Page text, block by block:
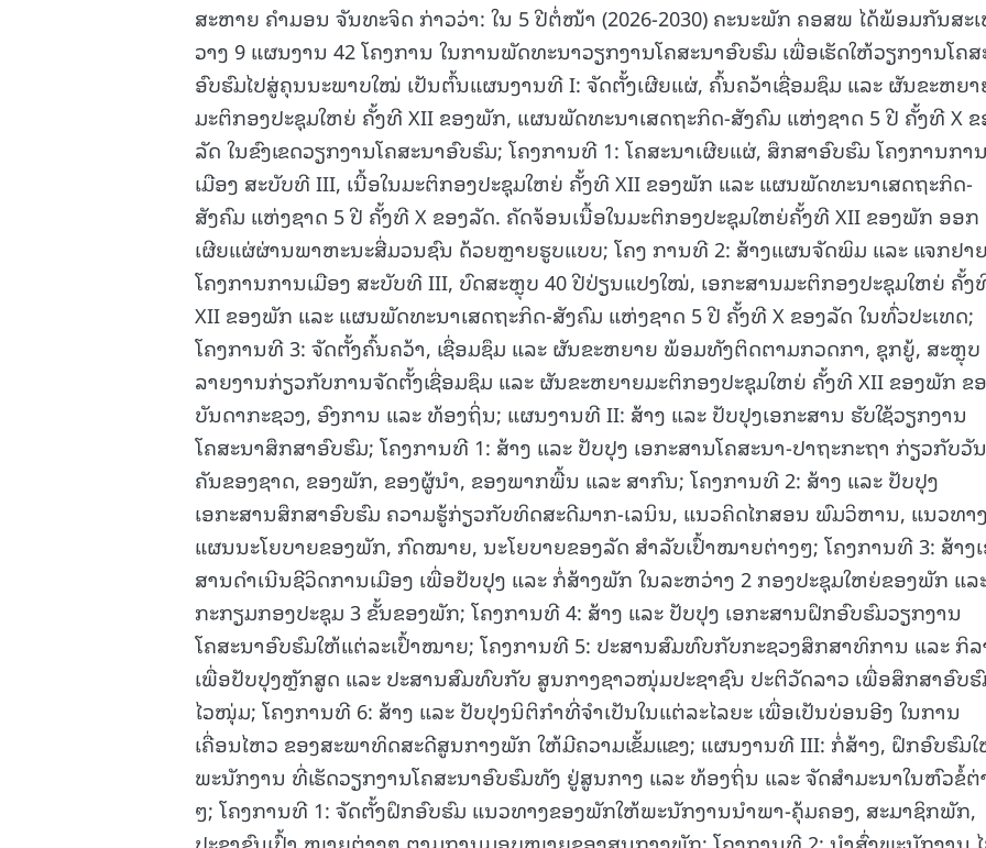
ສະຫາຍ ຄໍາມອນ ຈັນທະຈິດ ກ່າວວ່າ: ໃນ 5 ປີຕໍ່ໜ້າ (2026-2030) ຄະນະພັກ ຄອສພ ໄດ້ພ້ອມກັນສະ
ວາງ 9 ແຜນງານ 42 ໂຄງການ ໃນການພັດທະນາວຽກງານໂຄສະນາອົບຮົມ ເພື່ອເຮັດໃຫ້ວຽກງານໂຄສ
ອົບຮົມໄປສູ່ຄຸນນະພາບໃໝ່ ເປັນຕົ້ນແຜນງານທີ I: ຈັດຕັ້ງເຜີຍແຜ່, ຄົ້ນຄວ້າເຊື່ອມຊຶມ ແລະ ຜັນຂະຫຍາ
ມະຕິກອງປະຊຸມໃຫຍ່ ຄັ້ງທີ XII ຂອງພັກ, ແຜນພັດທະນາເສດຖະກິດ-ສັງຄົມ ແຫ່ງຊາດ 5 ປີ ຄັ້ງທີ X ຂ
ລັດ ໃນຂົງເຂດວຽກງານໂຄສະນາອົບຮົມ; ໂຄງການທີ 1: ໂຄສະນາເຜີຍແຜ່, ສຶກສາອົບຮົມ ໂຄງການການ
ເມືອງ ສະບັບທີ III, ເນື້ອໃນມະຕິກອງປະຊຸມໃຫຍ່ ຄັ້ງທີ XII ຂອງພັກ ແລະ ແຜນພັດທະນາເສດຖະກິດ-
ສັງຄົມ ແຫ່ງຊາດ 5 ປີ ຄັ້ງທີ X ຂອງລັດ. ຄັດຈ້ອນເນື້ອໃນມະຕິກອງປະຊຸມໃຫຍ່ຄັ້ງທີ XII ຂອງພັກ ອອກ
ເຜີຍແຜ່ຜ່ານພາຫະນະສື່ມວນຊົນ ດ້ວຍຫຼາຍຮູບແບບ; ໂຄງ ການທີ 2: ສ້າງແຜນຈັດພິມ ແລະ ແຈກຢາຍ
ໂຄງການການເມືອງ ສະບັບທີ III, ບົດສະຫຼຸບ 40 ປີປ່ຽນແປງໃໝ່, ເອກະສານມະຕິກອງປະຊຸມໃຫຍ່ ຄັ້ງ
XII ຂອງພັກ ແລະ ແຜນພັດທະນາເສດຖະກິດ-ສັງຄົມ ແຫ່ງຊາດ 5 ປີ ຄັ້ງທີ X ຂອງລັດ ໃນທົ່ວປະເທດ;
ໂຄງການທີ 3: ຈັດຕັ້ງຄົ້ນຄວ້າ, ເຊື່ອມຊຶມ ແລະ ຜັນຂະຫຍາຍ ພ້ອມທັງຕິດຕາມກວດກາ, ຊຸກຍູ້, ສະຫຼຸບ
ລາຍງານກ່ຽວກັບການຈັດຕັ້ງເຊື່ອມຊຶມ ແລະ ຜັນຂະຫຍາຍມະຕິກອງປະຊຸມໃຫຍ່ ຄັ້ງທີ XII ຂອງພັກ ຂ
ບັນດາກະຊວງ, ອົງການ ແລະ ທ້ອງຖິ່ນ; ແຜນງານທີ II: ສ້າງ ແລະ ປັບປຸງເອກະສານ ຮັບໃຊ້ວຽກງານ
ໂຄສະນາສຶກສາອົບຮົມ; ໂຄງການທີ 1: ສ້າງ ແລະ ປັບປຸງ ເອກະສານໂຄສະນາ-ປາຖະກະຖາ ກ່ຽວກັບວັ
ຄັນຂອງຊາດ, ຂອງພັກ, ຂອງຜູ້ນໍາ, ຂອງພາກພື້ນ ແລະ ສາກົນ; ໂຄງການທີ 2: ສ້າງ ແລະ ປັບປຸງ
ເອກະສານສຶກສາອົບຮົມ ຄວາມຮູ້ກ່ຽວກັບທິດສະດີມາກ-ເລນິນ, ແນວຄິດໄກສອນ ພົມວິຫານ, ແນວທາງ
ແຜນນະໂຍບາຍຂອງພັກ, ກົດໝາຍ, ນະໂຍບາຍຂອງລັດ ສໍາລັບເປົ້າໝາຍຕ່າງໆ; ໂຄງການທີ 3: ສ້າງ
ສານດໍາເນີນຊີວິດການເມືອງ ເພື່ອປັບປຸງ ແລະ ກໍ່ສ້າງພັກ ໃນລະຫວ່າງ 2 ກອງປະຊຸມໃຫຍ່ຂອງພັກ ແລ
ກະກຽມກອງປະຊຸມ 3 ຂັ້ນຂອງພັກ; ໂຄງການທີ 4: ສ້າງ ແລະ ປັບປຸງ ເອກະສານຝຶກອົບຮົມວຽກງານ
ໂຄສະນາອົບຮົມໃຫ້ແຕ່ລະເປົ້າໝາຍ; ໂຄງການທີ 5: ປະສານສົມທົບກັບກະຊວງສຶກສາທິການ ແລະ ກິລ
ເພື່ອປັບປຸງຫຼັກສູດ ແລະ ປະສານສົມທົບກັບ ສູນກາງຊາວໜຸ່ມປະຊາຊົນ ປະຕິວັດລາວ ເພື່ອສຶກສາອົບ
ໄວໜຸ່ມ; ໂຄງການທີ 6: ສ້າງ ແລະ ປັບປຸງນິຕິກໍາທີ່ຈໍາເປັນໃນແຕ່ລະໄລຍະ ເພື່ອເປັນບ່ອນອີງ ໃນການ
ເຄື່ອນໄຫວ ຂອງສະພາທິດສະດີສູນກາງພັກ ໃຫ້ມີຄວາມເຂັ້ມແຂງ; ແຜນງານທີ III: ກໍ່ສ້າງ, ຝຶກອົບຮົມ
ພະນັກງານ ທີ່ເຮັດວຽກງານໂຄສະນາອົບຮົມທັງ ຢູ່ສູນກາງ ແລະ ທ້ອງຖິ່ນ ແລະ ຈັດສໍາມະນາໃນຫົວຂໍ້ຕ່
ໆ; ໂຄງການທີ 1: ຈັດຕັ້ງຝຶກອົບຮົມ ແນວທາງຂອງພັກໃຫ້ພະນັກງານນໍາພາ-ຄຸ້ມຄອງ, ສະມາຊິກພັກ,